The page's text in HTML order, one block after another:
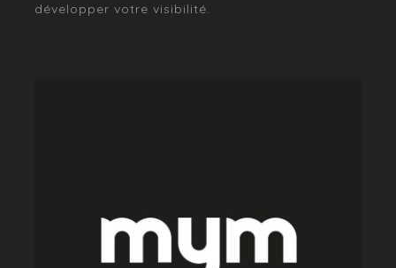
développer votre visibilité.